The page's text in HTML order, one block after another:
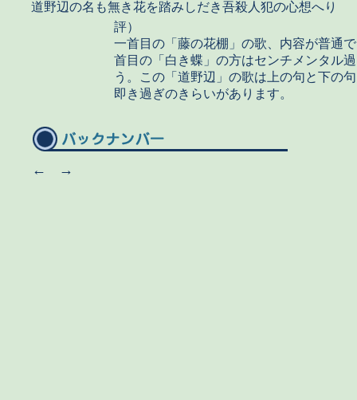
道野辺の名も無き花を踏みしだき吾殺人犯の心想へり
評）
一首目の「藤の花棚」の歌、内容が普通
首目の「白き蝶」の方はセンチメンタル
う。この「道野辺」の歌は上の句と下の
即き過ぎのきらいがあります。
← →